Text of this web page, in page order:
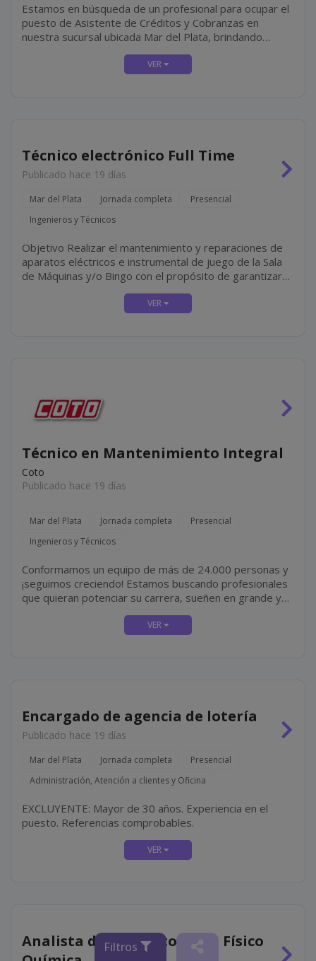
Filtros
Estamos en búsqueda de un profesional para ocupar el
puesto de Asistente de Créditos y Cobranzas en
nuestra sucursal ubicada Mar del Plata, brindando
soporte administrativo a la delegación, colaborando
principalmente con la gestión de créditos y cobranzas,...
Técnico electrónico Full Time
Publicado hace 19 días
Mar del Plata Jornada completa
Presencial
Ingenieros y Técnicos
Objetivo Realizar el mantenimiento y reparaciones de
aparatos eléctricos e instrumental de juego de la Sala
de Máquinas y/o Bingo con el propósito de garantizar
su correcto funcionamiento. Tareas Equipos Reparar y
realizar el mantenimiento de los equipos del...
Técnico en Mantenimiento Integral
Coto
Publicado hace 19 días
Mar del Plata Jornada completa
Presencial
Ingenieros y Técnicos
Conformamos un equipo de más de 24.000 personas y
¡seguimos creciendo! Estamos buscando profesionales
que quieran potenciar su carrera, sueñen en grande y
¡Tenemos una oportunidad para vos como TÉCNICO
Encargado de agencia de lotería
Publicado hace 19 días
Mar del Plata Jornada completa
Presencial
Administración, Atención a clientes y Oficina
EXCLUYENTE: Mayor de 30 años. Experiencia en el
puesto. Referencias comprobables.
Analista de Laboratorio de Físico